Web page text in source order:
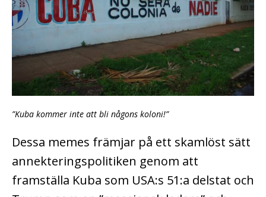
”Kuba kommer inte att bli någons koloni!”
Dessa memes främjar på ett skamlöst sätt
annekteringspolitiken genom att
framställa Kuba som USA:s 51:a delstat och